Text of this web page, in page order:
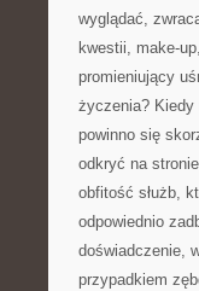
wyglądać,
kwestii, make-
promieniujący
życzenia? Kiedy
powinno się
odkryć na stronie
obfitość służb,
odpowiednio
doświadczenie,
przypadkiem